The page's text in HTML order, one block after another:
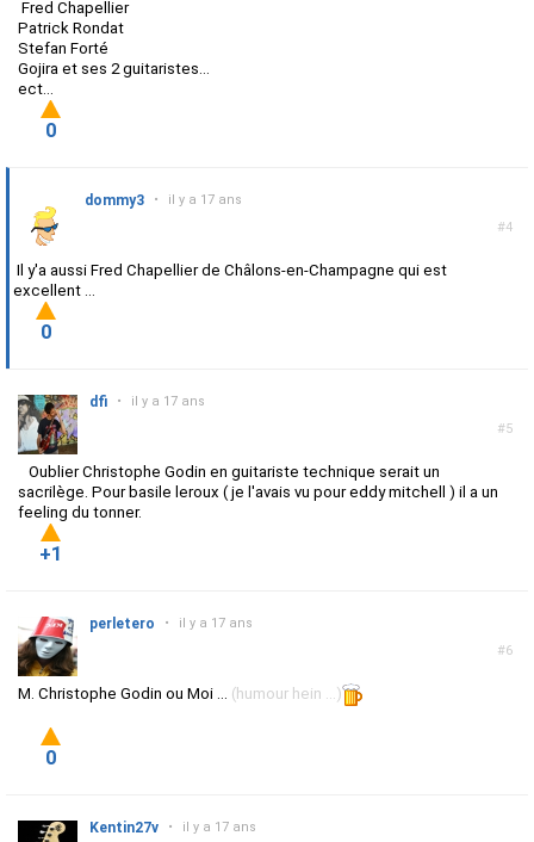
Fred Chapellier
Patrick Rondat
Stefan Forté
Gojira et ses 2 guitaristes...
ect...
0
#4
dommy3 • il y a 17 ans
Il y'a aussi Fred Chapellier de Châlons-en-Champagne qui est
excellent ...
0
#5
dfi • il y a 17 ans
Oublier Christophe Godin en guitariste technique serait un
sacrilège. Pour basile leroux ( je l'avais vu pour eddy mitchell ) il a un
feeling du tonner.
+1
#6
perletero • il y a 17 ans
M. Christophe Godin ou Moi ... (humour hein ...)
0
Kentin27v • il y a 17 ans